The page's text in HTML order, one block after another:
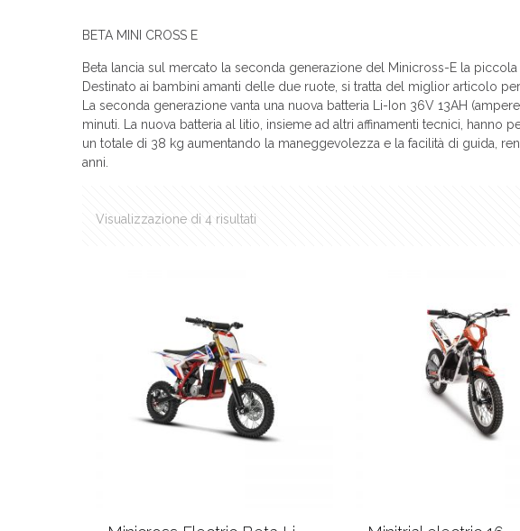
BETA MINI CROSS E
Beta lancia sul mercato la seconda generazione del Minicross-E la
Destinato ai bambini amanti delle due ruote, si tratta del miglior articolo
La seconda generazione vanta una nuova batteria Li-Ion 36V 13AH
minuti. La nuova batteria al litio, insieme ad altri affinamenti tecnici,
un totale di 38 kg aumentando la maneggevolezza e la facilità di guida,
anni.
Visualizzazione di 4 risultati